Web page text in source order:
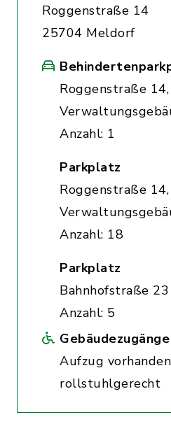
Roggenstraße 14
25704 Meldorf
Roggenstraße
Anzahl: 1
Parkplatz
Roggenstraße
Anzahl: 18
Parkplatz
Bahnhofstraße
Anzahl: 5
Gebäudezugänge
Aufzug vorhanden
rollstuhlgerecht